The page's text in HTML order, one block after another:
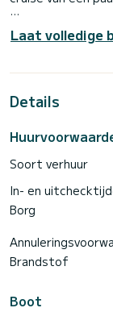
van 10 meter en
water in de
Voor uw comfort,
rolgenua. Het
begeleid door
Laat volledige
Details
Soort verhuur
In- en
Borg
Brandstof
Boot